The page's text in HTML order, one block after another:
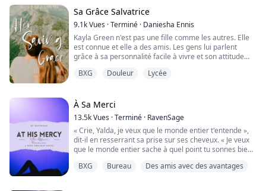
envoûtante et insatiable, je suis incapable d'avoir une
érection.
Ma mère est décédée tôt dans ma...
Sa Grâce Salvatrice
9.1kVues ·Terminé · Daniesha Ennis
Kayla Green n'est pas une fille comme les autres. Elle
est connue et elle a des amis. Les gens lui parlent
grâce à sa personnalité facile à vivre et son attitude
alors elle utilise l'école et ses amis comme un moyen
d'échapper à ses problèmes. Personne ne connaissait
ses problèm...
BXG Douleur Lycée
À Sa Merci
13.5kVues ·Terminé · RavenSage
« Crie, Yalda, je veux que le monde entier t'entende »,
dit-il en resserrant sa prise sur ses cheveux. « Je veux
que le monde entier sache à quel point tu sonnes bien
BXG Bureau Des amis avec des avantages